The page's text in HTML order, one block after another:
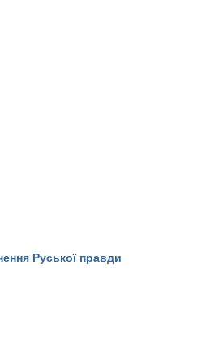
Руської правди